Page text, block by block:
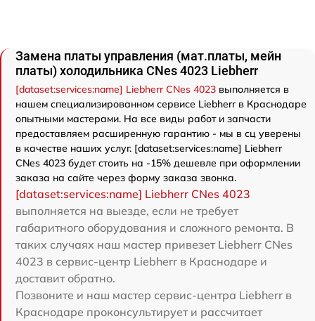
Замена платы управления (мат.платы, мейн
платы) холодильника CNes 4023 Liebherr
[dataset:services:name] Liebherr CNes 4023 выполняется в
нашем специализированном сервисе Liebherr в Краснодаре
опытными мастерами. На все виды работ и запчасти
предоставляем расширенную гарантию - мы в сц уверены
в качестве наших услуг. [dataset:services:name] Liebherr
CNes 4023 будет стоить на -15% дешевле при оформлении
заказа на сайте через форму заказа звонка.
[dataset:services:name] Liebherr CNes 4023
выполняется на выезде, если не требует
габаритного оборудования и сложного ремонта. В
таких случаях наш мастер привезет Liebherr CNes
4023 в сервис-центр Liebherr в Краснодаре и
доставит обратно.
Позвоните и наш мастер сервис-центра Liebherr в
Краснодаре проконсультирует и рассчитает